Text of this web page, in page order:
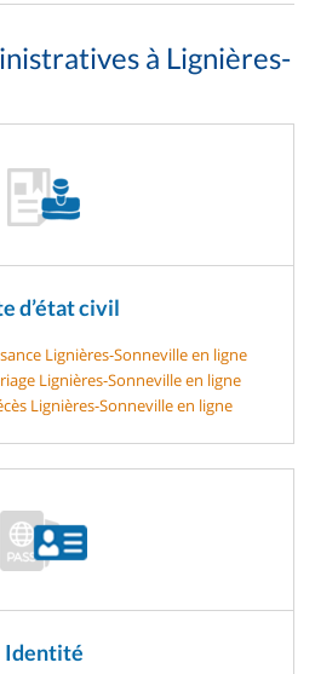
à Lignières-
d’état civil
Lignières-Sonneville en ligne
Lignières-Sonneville en ligne
Lignières-Sonneville en ligne
Identité